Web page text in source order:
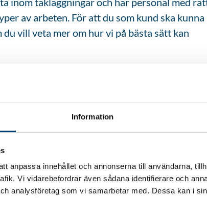
Information
anpassa innehållet och annonserna till användarna,
Vi vidarebefordrar även sådana identifierare och
analysföretag som vi samarbetar med. Dessa kan i
av arbeten. För att du som kund ska kunna
vill veta mer om hur vi på bästa sätt kan